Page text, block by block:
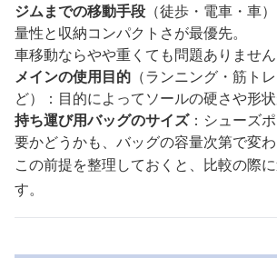
ジムまでの移動手段 （徒歩・電車・車
量性と収納コンパクトさが最優先。
車移動ならやや重くても問題ありません
メインの使用目的 （ランニング・筋ト
ど）：目的によってソールの硬さや形状
持ち運び用バッグのサイズ：シューズ
要かどうかも、バッグの容量次第で変わ
この前提を整理しておくと、比較の際
す。